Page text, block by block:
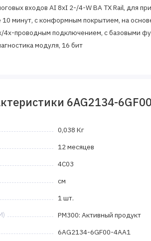
входов AI 8xI 2-/4-W BA TX Rail, для
10 минут, с конформным покрытием, на
4х-проводным подключением, с базовыми
модуля, 16 бит
6AG2134-
0,038 Кг
12 месяцев
4C03
см
1 шт.
PM300: Активный продукт
6AG2134-6GF00-4AA1